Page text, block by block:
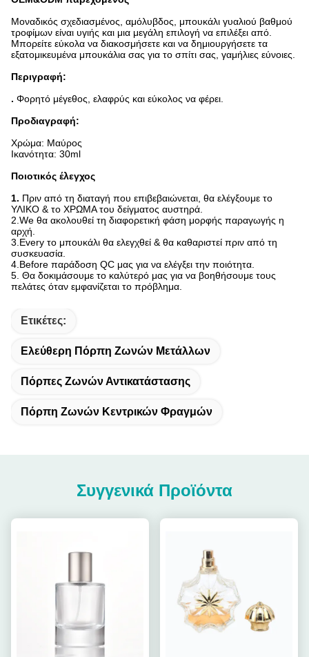
Μοναδικός σχεδιασμένος, αμόλυβδος, μπουκάλι γυαλιού βαθμού
τροφίμων είναι υγιής και μια μεγάλη επιλογή να επιλέξει από.
Μπορείτε εύκολα να διακοσμήσετε και να δημιουργήσετε τα
εξατομικευμένα μπουκάλια σας για το σπίτι σας, γαμήλιες εύνοιες.
Περιγραφή:
. Φορητό μέγεθος, ελαφρύς και εύκολος να φέρει.
Προδιαγραφή:
Χρώμα: Μαύρος
Ικανότητα: 30ml
Ποιοτικός έλεγχος
1. Πριν από τη διαταγή που επιβεβαιώνεται, θα ελέγξουμε το
ΥΛΙΚΟ & το ΧΡΩΜΑ του δείγματος αυστηρά.
2.We θα ακολουθεί τη διαφορετική φάση μορφής παραγωγής η
αρχή.
3.Every το μπουκάλι θα ελεγχθεί & θα καθαριστεί πριν από τη
συσκευασία.
4.Before παράδοση QC μας για να ελέγξει την ποιότητα.
5. Θα δοκιμάσουμε το καλύτερό μας για να βοηθήσουμε τους
πελάτες όταν εμφανίζεται το πρόβλημα.
Ετικέτες:
Ελεύθερη Πόρπη Ζωνών Μετάλλων
Πόρπες Ζωνών Αντικατάστασης
Πόρπη Ζωνών Κεντρικών Φραγμών
Συγγενικά Προϊόντα